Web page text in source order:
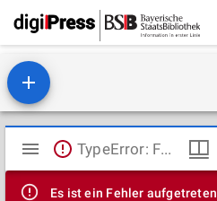
Mirador
Viewer
TypeError: Failed to fetch
Es ist ein Fehler aufgetreten